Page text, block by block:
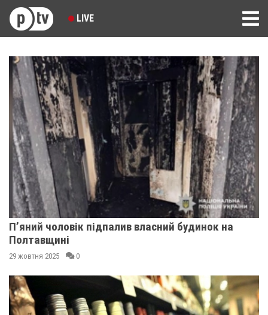
LIVE
П’яний чоловік підпалив власний будинок на
Полтавщині
29 жовтня 2025 0